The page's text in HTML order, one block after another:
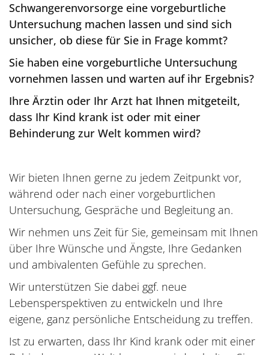
Schwangerenvorsorge eine vorgeburtliche
Untersuchung machen lassen und sind sich
unsicher, ob diese für Sie in Frage kommt?
Sie haben eine vorgeburtliche Untersuchung
vornehmen lassen und warten auf ihr Ergebnis?
Ihre Ärztin oder Ihr Arzt hat Ihnen mitgeteilt,
dass Ihr Kind krank ist oder mit einer
Behinderung zur Welt kommen wird?
Wir bieten Ihnen gerne zu jedem Zeitpunkt vor,
während oder nach einer vorgeburtlichen
Untersuchung, Gespräche und Begleitung an.
Wir nehmen uns Zeit für Sie, gemeinsam mit Ihnen
über Ihre Wünsche und Ängste, Ihre Gedanken
und ambivalenten Gefühle zu sprechen.
Wir unterstützen Sie dabei ggf. neue
Lebensperspektiven zu entwickeln und Ihre
eigene, ganz persönliche Entscheidung zu treffen.
Ist zu erwarten, dass Ihr Kind krank oder mit einer